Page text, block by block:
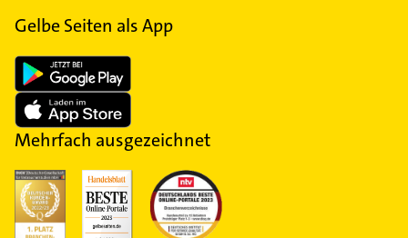
Gelbe Seiten als App
Mehrfach ausgezeichnet